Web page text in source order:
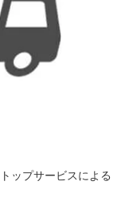
ップサービスによる